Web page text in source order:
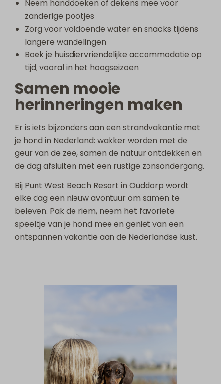
Neem handdoeken of dekens mee voor
zanderige pootjes
Zorg voor voldoende water en snacks tijdens
langere wandelingen
Boek je huisdiervriendelijke accommodatie op
tijd, vooral in het hoogseizoen
Samen mooie
herinneringen maken
Er is iets bijzonders aan een strandvakantie met
je hond in Nederland: wakker worden met de
geur van de zee, samen de natuur ontdekken en
de dag afsluiten met een rustige zonsondergang.
Bij Punt West Beach Resort in Ouddorp wordt
elke dag een nieuw avontuur om samen te
beleven. Pak de riem, neem het favoriete
speeltje van je hond mee en geniet van een
ontspannen vakantie aan de Nederlandse kust.